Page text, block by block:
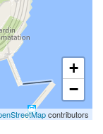
+
−
contributors